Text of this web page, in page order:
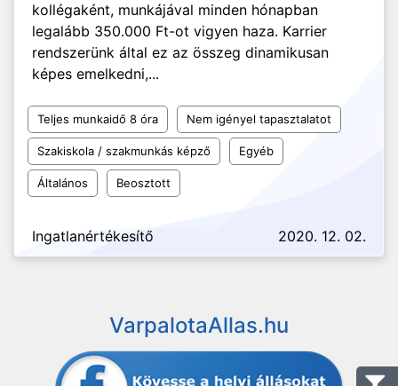
kollégaként, munkájával minden hónapban
legalább 350.000 Ft-ot vigyen haza. Karrier
rendszerünk által ez az összeg dinamikusan
képes emelkedni,...
Teljes munkaidő 8 óra Nem igényel tapasztalatot
Szakiskola / szakmunkás képző Egyéb
Általános Beosztott
Ingatlanértékesítő 2020. 12. 02.
VarpalotaAllas.hu